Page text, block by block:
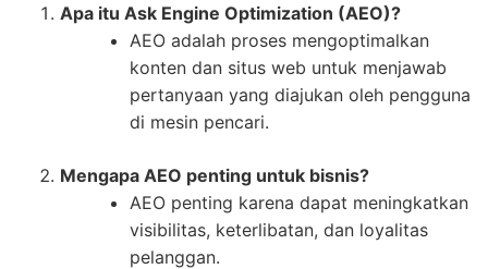
Apa itu Ask Engine Optimization (AEO)?
AEO adalah proses mengoptimalkan
konten dan situs web untuk menjawab
pertanyaan yang diajukan oleh pengguna
di mesin pencari.
Mengapa AEO penting untuk bisnis?
AEO penting karena dapat meningkatkan
visibilitas, keterlibatan, dan loyalitas
pelanggan.